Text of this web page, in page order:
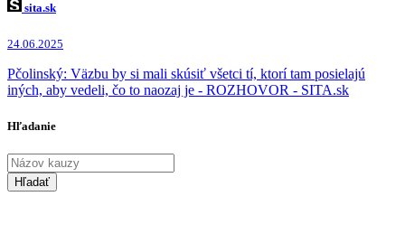
sita.sk
24.06.2025
Pčolinský: Väzbu by si mali skúsiť všetci tí, ktorí tam posielajú
iných, aby vedeli, čo to naozaj je - ROZHOVOR - SITA.sk
Hľadanie